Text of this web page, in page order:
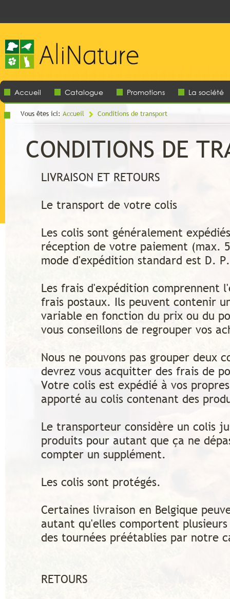
Accueil Catalogue Promotions La société
Contact
Vous êtes ici: Accueil Conditions de transport
CONDITIONS DE
LIVRAISON ET RETOURS
Le transport de votre colis
Les colis sont généralement
réception de votre paiement (max.
mode d'expédition standard est D.
Les frais d'expédition comprennent
frais postaux. Ils peuvent contenir
variable en fonction du prix ou du
vous conseillons de regrouper vos
Nous ne pouvons pas grouper deux
devrez vous acquitter des frais de
Votre colis est expédié à vos
apporté au colis contenant des
Le transporteur considère un colis
produits pour autant que ça ne
compter un supplément.
Les colis sont protégés.
Certaines livraison en Belgique
autant qu'elles comportent
des tournées préétablies par notre
RETOURS